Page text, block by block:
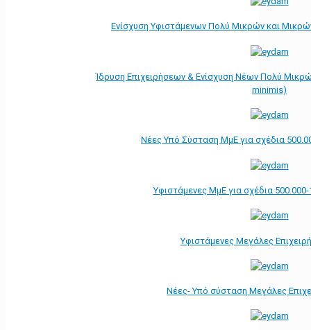
Ενίσχυση Υφιστάμενων Πολύ Μικρών και
Ίδρυση Επιχειρήσεων & Ενίσχυση Νέων Πολύ
minimis)
Νέες Υπό Σύσταση ΜμΕ για σχέδια
Υφιστάμενες ΜμΕ για σχέδια
Υφιστάμενες Μεγάλες
Νέες- Υπό σύσταση Μεγάλες